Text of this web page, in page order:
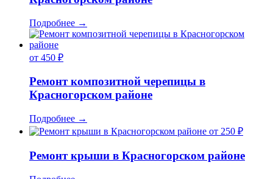
Подробнее →
от 450 ₽
Ремонт композитной черепицы в
Красногорском районе
Подробнее →
от 250 ₽
Ремонт крыши в Красногорском районе